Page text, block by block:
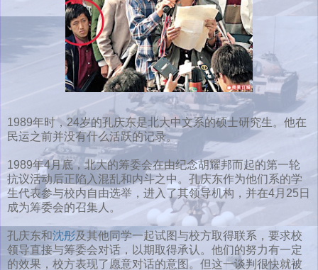
1989年时，24岁的孔庆东是北大中文系的硕士研究生。他在
民运之前并没有什么活跃的记录。
1989年4月底，北大的筹委会在由纪念胡耀邦而起的第一轮
抗议活动后正陷入混乱和内斗之中。孔庆东作为他们系的学
生代表参与校内自由选举，进入了其领导机构，并在4月25日
成为筹委会的召集人。
孔庆东和沈彤及其他同学一起试图与校方取得联系，要求校
领导直接与筹委会对话，以期取得承认。他们的努力有一定
的效果，校方表现了愿意对话的意图。但这一谈判很快就被